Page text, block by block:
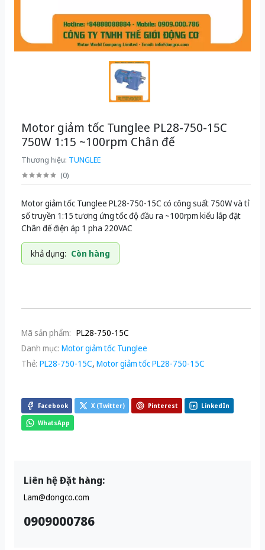
Motor giảm tốc Tunglee PL28-750-15C
750W 1:15 ~100rpm Chân đế
Thương hiệu: TUNGLEE
(0)
Motor giảm tốc Tunglee PL28-750-15C có công suất 750W và tỉ
số truyền 1:15 tương ứng tốc độ đầu ra ~100rpm kiểu lắp đặt
Chân đế điện áp 1 pha 220VAC
khả dụng: Còn hàng
Mã sản phẩm: PL28-750-15C
Danh mục: Motor giảm tốc Tunglee
Thẻ: PL28-750-15C, Motor giảm tốc PL28-750-15C
Facebook X (Twitter) Pinterest LinkedIn
WhatsApp
Liên hệ Đặt hàng:
Lam@dongco.com
0909000786